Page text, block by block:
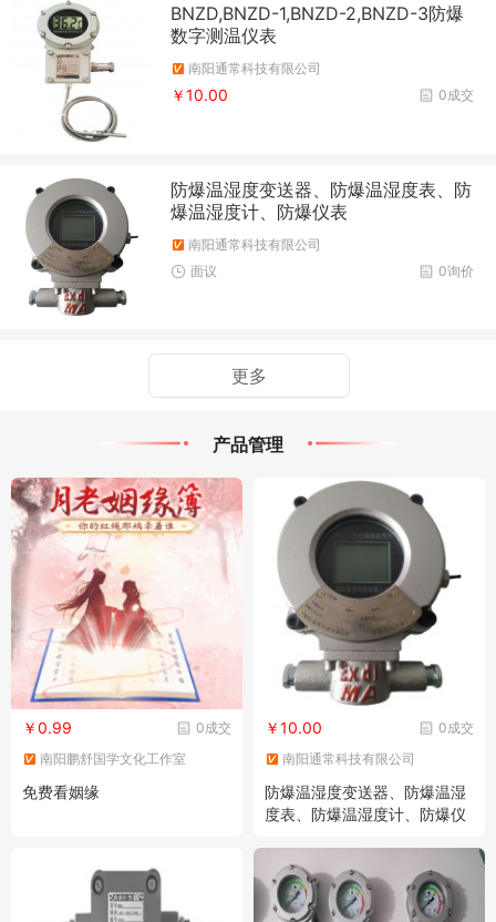
BNZD,BNZD-1,BNZD-2,BNZD-3防爆
数字测温仪表
南阳通常科技有限公司
0成交
￥10.00
防爆温湿度变送器、防爆温湿度表、防
爆温湿度计、防爆仪表
南阳通常科技有限公司
0询价
面议
更多
产品管理
0成交
￥0.99
南阳鹏舒国学文化工作室
免费看姻缘
0成交
￥10.00
南阳通常科技有限公司
防爆温湿度变送器、防爆温湿
度表、防爆温湿度计、防爆仪